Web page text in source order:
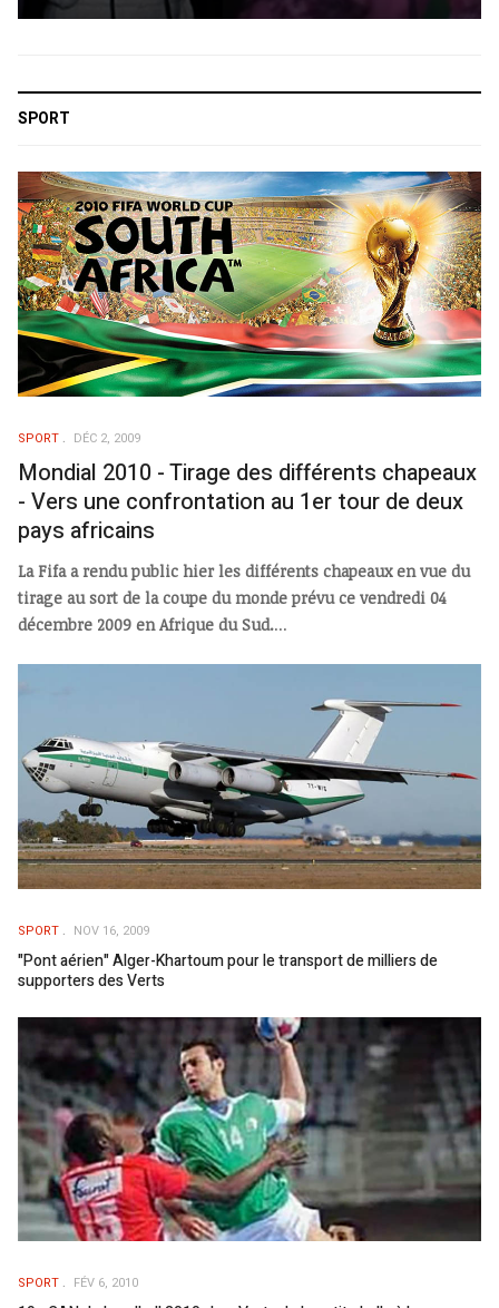
SPORT
SPORT DÉC 2, 2009
Mondial 2010 - Tirage des différents chapeaux
- Vers une confrontation au 1er tour de deux
pays africains
La Fifa a rendu public hier les différents chapeaux en vue du
tirage au sort de la coupe du monde prévu ce vendredi 04
décembre 2009 en Afrique du Sud....
SPORT NOV 16, 2009
"Pont aérien" Alger-Khartoum pour le transport de milliers de
supporters des Verts
SPORT FÉV 6, 2010